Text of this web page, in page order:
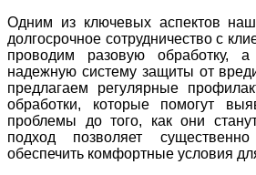
Одним из ключевых аспектов
долгосрочное сотрудничество с
проводим разовую обработку, а
надежную систему защиты от
предлагаем регулярные
обработки, которые помогут
проблемы до того, как они
подход позволяет
обеспечить комфортные условия